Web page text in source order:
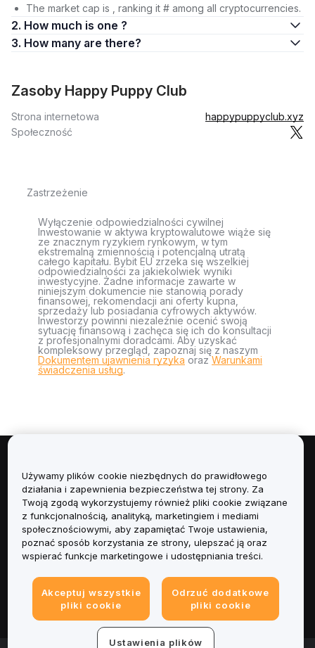
The market cap is , ranking it # among all cryptocurrencies.
2. How much is one ?
3. How many are there?
Zasoby Happy Puppy Club
Strona internetowa
happypuppyclub.xyz
Społeczność
Zastrzeżenie
Wyłączenie odpowiedzialności cywilnej
Inwestowanie w aktywa kryptowalutowe wiąże się
ze znacznym ryzykiem rynkowym, w tym
ekstremalną zmiennością i potencjalną utratą
całego kapitału. Bybit EU zrzeka się wszelkiej
odpowiedzialności za jakiekolwiek wyniki
inwestycyjne. Żadne informacje zawarte w
niniejszym dokumencie nie stanowią porady
finansowej, rekomendacji ani oferty kupna,
sprzedaży lub posiadania cyfrowych aktywów.
Inwestorzy powinni niezależnie ocenić swoją
sytuację finansową i zachęca się ich do konsultacji
z profesjonalnymi doradcami. Aby uzyskać
kompleksowy przegląd, zapoznaj się z naszym
Dokumentem ujawnienia ryzyka orazWarunkami
świadczenia usług.
Informacje
Usługi
Obsługa Klienta
Informacje prawne
Używamy plików cookie niezbędnych do prawidłowego
działania i zapewnienia bezpieczeństwa tej strony. Za
Twoją zgodą wykorzystujemy również pliki cookie związane
z funkcjonalnością, analityką, marketingiem i mediami
społecznościowymi, aby zapamiętać Twoje ustawienia,
poznać sposób korzystania ze strony, ulepszać ją oraz
wspierać funkcje marketingowe i udostępniania treści.
Akceptuj wszystkie
pliki cookie
Odrzuć dodatkowe
pliki cookie
Ustawienia plików